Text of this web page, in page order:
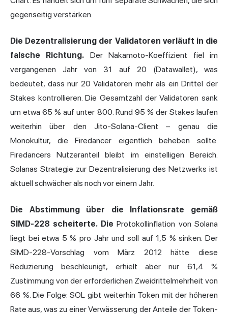
gegenseitig verstärken.
Die Dezentralisierung der Validatoren verläuft in die
falsche Richtung. Der Nakamoto-Koeffizient fiel im
vergangenen Jahr von 31 auf 20 (Datawallet), was
bedeutet, dass nur 20 Validatoren mehr als ein Drittel der
Stakes kontrollieren. Die Gesamtzahl der Validatoren sank
um etwa 65 % auf unter 800. Rund 95 % der Stakes laufen
weiterhin über den Jito-Solana-Client – genau die
Monokultur, die Firedancer eigentlich beheben sollte.
Firedancers Nutzeranteil bleibt im einstelligen Bereich.
Solanas Strategie zur Dezentralisierung des Netzwerks ist
aktuell schwächer als noch vor einem Jahr.
Die Abstimmung über die Inflationsrate gemäß
SIMD-228 scheiterte. Die Protokollinflation von Solana
liegt bei etwa 5 % pro Jahr und soll auf 1,5 % sinken. Der
SIMD-228-Vorschlag vom März 2012 hätte diese
Reduzierung beschleunigt, erhielt aber nur 61,4 %
Zustimmung von der erforderlichen Zweidrittelmehrheit von
66 %. Die Folge: SOL gibt weiterhin Token mit der höheren
Rate aus, was zu einer Verwässerung der Anteile der Token-